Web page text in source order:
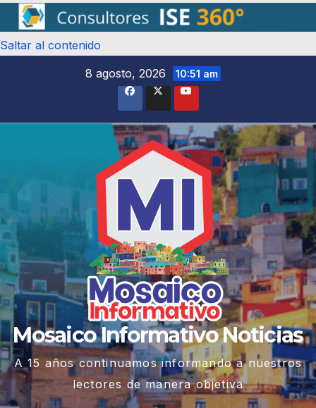
Saltar al contenido
8 agosto, 2026
10:51 am
Mosaico Informativo Noticias
A 15 años continuamos informando a nuestros
lectores de manera objetiva